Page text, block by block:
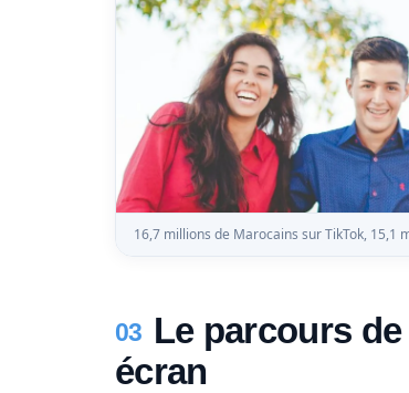
16,7 millions de Marocains sur TikTok,
03 Le parcours
écran